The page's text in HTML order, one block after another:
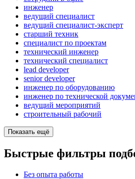
инженер
ведущий специалист
ведущий специалист-эксперт
старший техник
специалист по проектам
технический инженер
технический специалист
lead developer
senior developer
инженер по оборудованию
инженер по технической
ведущий мероприятий
строительный рабочий
Показать ещё
Быстрые фильтры
Без опыта работы